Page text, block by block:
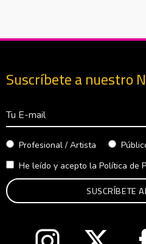
Suscríbete a nuestro
Correo Electrónico
Profesional / Artista
He leído y acepto la Política de
Abre en nuevaAbre en